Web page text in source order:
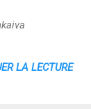
LA LECTURE